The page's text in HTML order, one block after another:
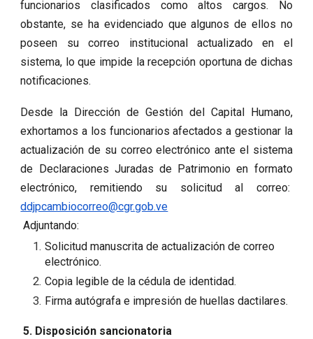
funcionarios clasificados como altos cargos. No
obstante, se ha evidenciado que algunos de ellos no
poseen su correo institucional actualizado en el
sistema, lo que impide la recepción oportuna de dichas
notificaciones.
Desde la Dirección de Gestión del Capital Humano,
exhortamos a los funcionarios afectados a gestionar la
actualización de su correo electrónico ante el sistema
de Declaraciones Juradas de Patrimonio en formato
electrónico, remitiendo su solicitud al correo:
ddjpcambiocorreo@cgr.gob.ve
Adjuntando:
Solicitud manuscrita de actualización de correo
electrónico.
Copia legible de la cédula de identidad.
Firma autógrafa e impresión de huellas dactilares.
5. Disposición sancionatoria